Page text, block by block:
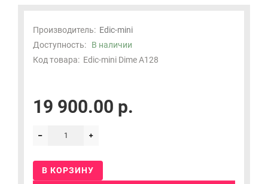
Производитель: Edic-mini
Доступность: В наличии
Код товара: Edic-mini Dime A128
19 900.00 р.
В КОРЗИНУ